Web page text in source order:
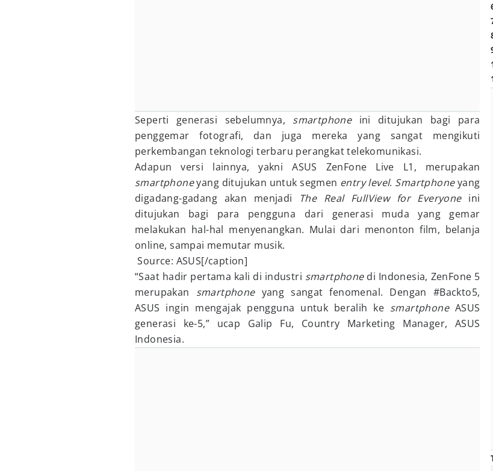
Seperti generasi sebelumnya, smartphoneini ditujukan bagi para
penggemar fotografi, dan juga mereka yang sangat mengikuti
perkembangan teknologi terbaru perangkat telekomunikasi.
Adapun versi lainnya, yakni ASUS ZenFone Live L1, merupakan
smartphoneyang ditujukan untuk segmen entry level. Smartphoneyang
digadang-gadang akan menjadi The Real FullView for Everyoneini
ditujukan bagi para pengguna dari generasi muda yang gemar
melakukan hal-hal menyenangkan. Mulai dari menonton film, belanja
online, sampai memutar musik.
Source: ASUS[/caption]
“Saat hadir pertama kali di industri smartphonedi Indonesia, ZenFone 5
merupakan smartphoneyang sangat fenomenal. Dengan #Backto5,
ASUS ingin mengajak pengguna untuk beralih ke smartphoneASUS
generasi ke-5,” ucap Galip Fu, Country Marketing Manager, ASUS
Indonesia.